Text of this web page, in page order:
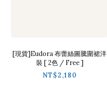
[現貨]Eudora 布蕾絲圖騰圍裙洋
裝 [ 2色 / Free ]
NT$2,180